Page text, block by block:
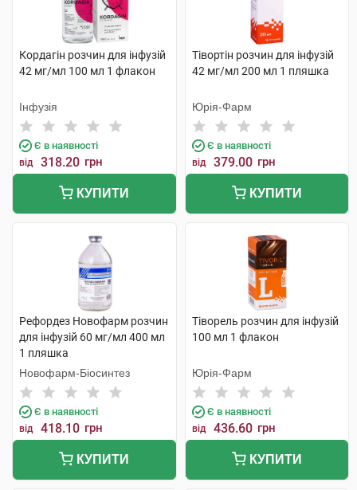
Кордагін розчин для інфузій
42 мг/мл 100 мл 1 флакон
Інфузія
Є в наявності
від 318.20 грн
КУПИТИ
Тівортін розчин для інфузій
42 мг/мл 200 мл 1 пляшка
Юрія-Фарм
Є в наявності
від 379.00 грн
КУПИТИ
Рефордез Новофарм розчин
для інфузій 60 мг/мл 400 мл
1 пляшка
Новофарм-Біосинтез
Є в наявності
від 418.10 грн
КУПИТИ
Тіворель розчин для інфузій
100 мл 1 флакон
Юрія-Фарм
Є в наявності
від 436.60 грн
КУПИТИ